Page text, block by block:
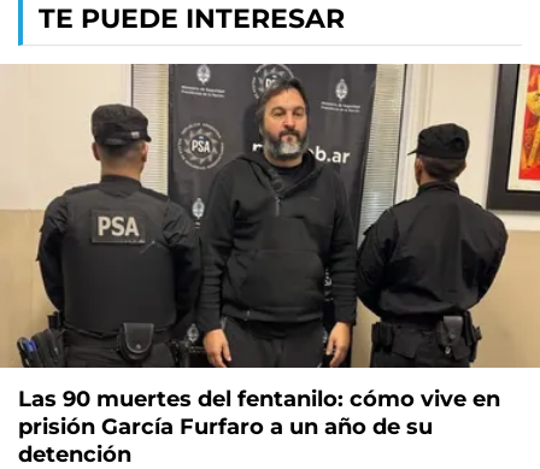
TE PUEDE INTERESAR
Las 90 muertes del fentanilo: cómo vive en
prisión García Furfaro a un año de su
detención